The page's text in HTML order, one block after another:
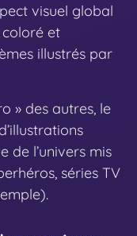
visuel global
et
illustrés par
» des autres, le
de l’univers mis
séries TV